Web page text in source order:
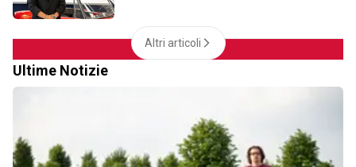
Altri articoli
Ultime Notizie